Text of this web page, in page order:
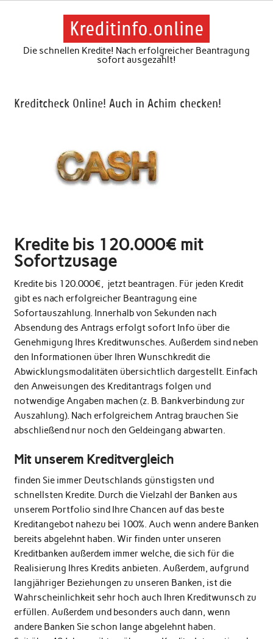
Skip
Kreditinfo.online
Die schnellen Kredite! Nach erfolgreicher Beantragung
sofort ausgezahlt!
Kreditcheck Online! Auch in Achim checken!
Kredite bis 120.000€ mit
Sofortzusage
Kredite bis 120.000€, jetzt beantragen. Für jeden Kredit
gibt es nach erfolgreicher Beantragung eine
Sofortauszahlung. Innerhalb von Sekunden nach
Absendung des Antrags erfolgt sofort Info über die
Genehmigung Ihres Kreditwunsches. Außerdem sind neben
den Informationen über Ihren Wunschkredit die
Abwicklungsmodalitäten übersichtlich dargestellt. Einfach
den Anweisungen des Kreditantrags folgen und
notwendige Angaben machen (z. B. Bankverbindung zur
Auszahlung). Nach erfolgreichem Antrag brauchen Sie
abschließend nur noch den Geldeingang abwarten.
Mit unserem Kreditvergleich
finden Sie immer Deutschlands günstigsten und
schnellsten Kredite. Durch die Vielzahl der Banken aus
unserem Portfolio sind Ihre Chancen auf das beste
Kreditangebot nahezu bei 100%. Auch wenn andere Banken
bereits abgelehnt haben. Wir finden unter unseren
Kreditbanken außerdem immer welche, die sich für die
Realisierung Ihres Kredits anbieten. Außerdem, aufgrund
langjähriger Beziehungen zu unseren Banken, ist die
Wahrscheinlichkeit sehr hoch auch Ihren Kreditwunsch zu
erfüllen. Außerdem und besonders auch dann, wenn
andere Banken Sie schon lange abgelehnt haben.